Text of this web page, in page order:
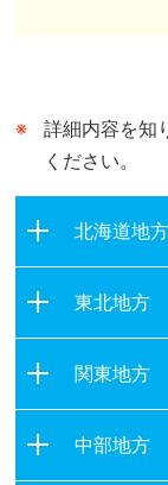
詳細内容を知
ください。
北海道地方
東北地方
宮城県
秋田県
関東地方
中部地方